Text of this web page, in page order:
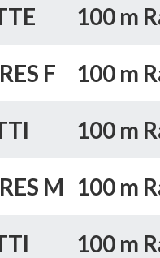
100 m
F 100 m
100 m
M 100 m
100 m